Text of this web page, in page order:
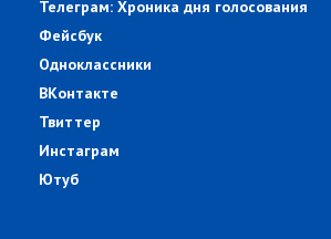
Телеграм: Хроника дня голосования
Фейсбук
Одноклассники
ВКонтакте
Твиттер
Инстаграм
Ютуб